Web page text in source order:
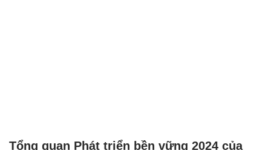
Tổng quan Phát triển bền vững 2024 của